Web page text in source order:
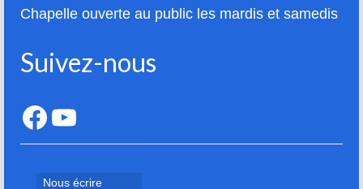
Chapelle ouverte au public les mardis et samedis
Suivez-nous
Facebook
YouTube
Nous écrire